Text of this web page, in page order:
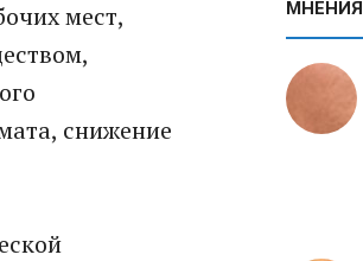
мест,
снижение
МНЕНИЯ